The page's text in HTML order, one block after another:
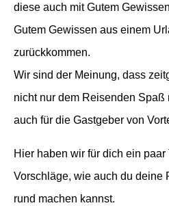
diese auch mit Gutem
Gutem Gewissen aus einem
zurückkommen.
Wir sind der Meinung, dass
nicht nur dem Reisenden Spaß
auch für die Gastgeber von
Hier haben wir für dich ein paar
Vorschläge, wie auch du deine
rund machen kannst.